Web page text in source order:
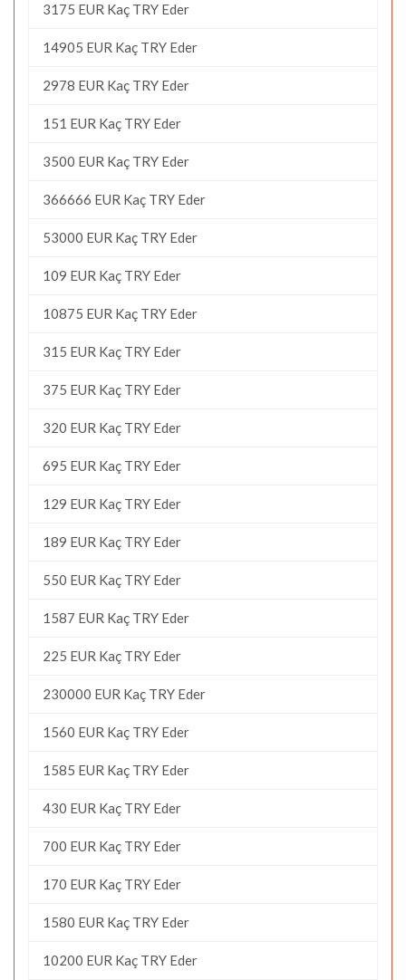
3175 EUR Kaç TRY Eder
14905 EUR Kaç TRY Eder
2978 EUR Kaç TRY Eder
151 EUR Kaç TRY Eder
3500 EUR Kaç TRY Eder
366666 EUR Kaç TRY Eder
53000 EUR Kaç TRY Eder
109 EUR Kaç TRY Eder
10875 EUR Kaç TRY Eder
315 EUR Kaç TRY Eder
375 EUR Kaç TRY Eder
320 EUR Kaç TRY Eder
695 EUR Kaç TRY Eder
129 EUR Kaç TRY Eder
189 EUR Kaç TRY Eder
550 EUR Kaç TRY Eder
1587 EUR Kaç TRY Eder
225 EUR Kaç TRY Eder
230000 EUR Kaç TRY Eder
1560 EUR Kaç TRY Eder
1585 EUR Kaç TRY Eder
430 EUR Kaç TRY Eder
700 EUR Kaç TRY Eder
170 EUR Kaç TRY Eder
1580 EUR Kaç TRY Eder
10200 EUR Kaç TRY Eder